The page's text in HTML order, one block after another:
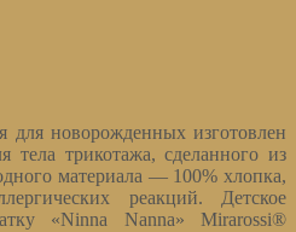
для новорожденных изготовлен
тела трикотажа, сделанного из
материала — 100% хлопка,
реакций. Детское
«Ninna Nanna» Mirarossi®